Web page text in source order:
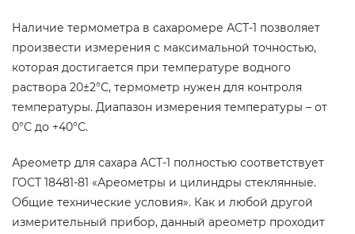
Наличие термометра в сахаромере АСТ-1 позволяет
произвести измерения с максимальной точностью,
которая достигается при температуре водного
раствора 20±2°С, термометр нужен для контроля
температуры. Диапазон измерения температуры – от
0°С до +40°С.
Ареометр для сахара АСТ-1 полностью соответствует
ГОСТ 18481-81 «Ареометры и цилиндры стеклянные.
Общие технические условия». Как и любой другой
измерительный прибор, данный ареометр проходит